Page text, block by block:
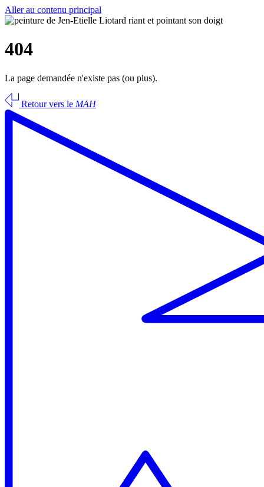
Aller au contenu principal
404
La page demandée n'existe pas (ou plus).
Retour vers le MAH